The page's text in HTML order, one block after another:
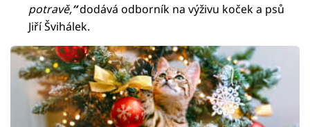
potravě,“dodává odborník na výživu koček a psů
Jiří Švihálek.